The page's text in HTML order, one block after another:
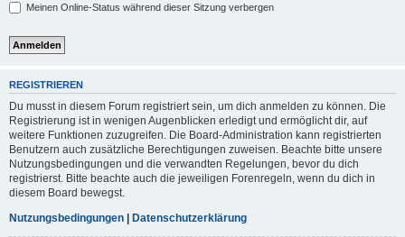
Meinen Online-Status während dieser Sitzung verbergen
REGISTRIEREN
Du musst in diesem Forum registriert sein, um dich anmelden zu können. Die
Registrierung ist in wenigen Augenblicken erledigt und ermöglicht dir, auf
weitere Funktionen zuzugreifen. Die Board-Administration kann registrierten
Benutzern auch zusätzliche Berechtigungen zuweisen. Beachte bitte unsere
Nutzungsbedingungen und die verwandten Regelungen, bevor du dich
registrierst. Bitte beachte auch die jeweiligen Forenregeln, wenn du dich in
diesem Board bewegst.
Nutzungsbedingungen | Datenschutzerklärung